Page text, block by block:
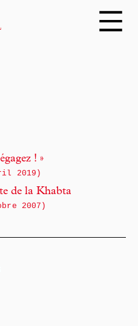
! »
2019)
de la Khabta
2007)